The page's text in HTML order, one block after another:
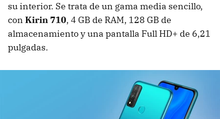
su interior. Se trata de un gama media sencillo,
con Kirin 710, 4 GB de RAM, 128 GB de
almacenamiento y una pantalla Full HD+ de 6,21
pulgadas.